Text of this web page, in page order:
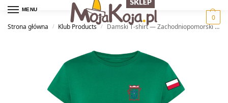
MENU
0
Strona główna
/ Klub Products / Damski T-shirt — Zachodniopomorski Okręgowy Związek Żeglarski